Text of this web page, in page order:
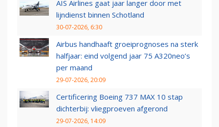
AIS Airlines gaat jaar langer door met
lijndienst binnen Schotland
30-07-2026, 6:30
Airbus handhaaft groeiprognoses na sterk
halfjaar: eind volgend jaar 75 A320neo’s
per maand
29-07-2026, 20:09
Certificering Boeing 737 MAX 10 stap
dichterbij: vliegproeven afgerond
29-07-2026, 14:09